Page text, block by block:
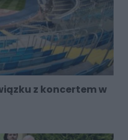
z koncertem w